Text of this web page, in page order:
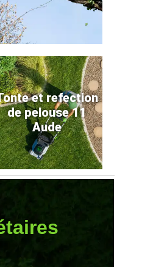
et refection
de pelouse 11
Aude